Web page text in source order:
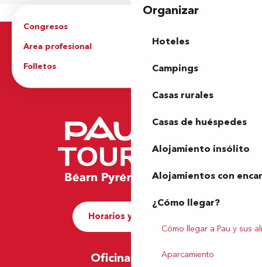
Organizar
Hoteles
Campings
Casas rurales
Casas de huéspedes
Alojamiento insólito
Alojamientos con
¿Cómo llegar?
Cómo llegar a Pau y sus
Aparcamiento
Congresos
Area profesional
Prensa
Folletos
Oficina de Turismo
Horarios y contacto
Oficina de Pau